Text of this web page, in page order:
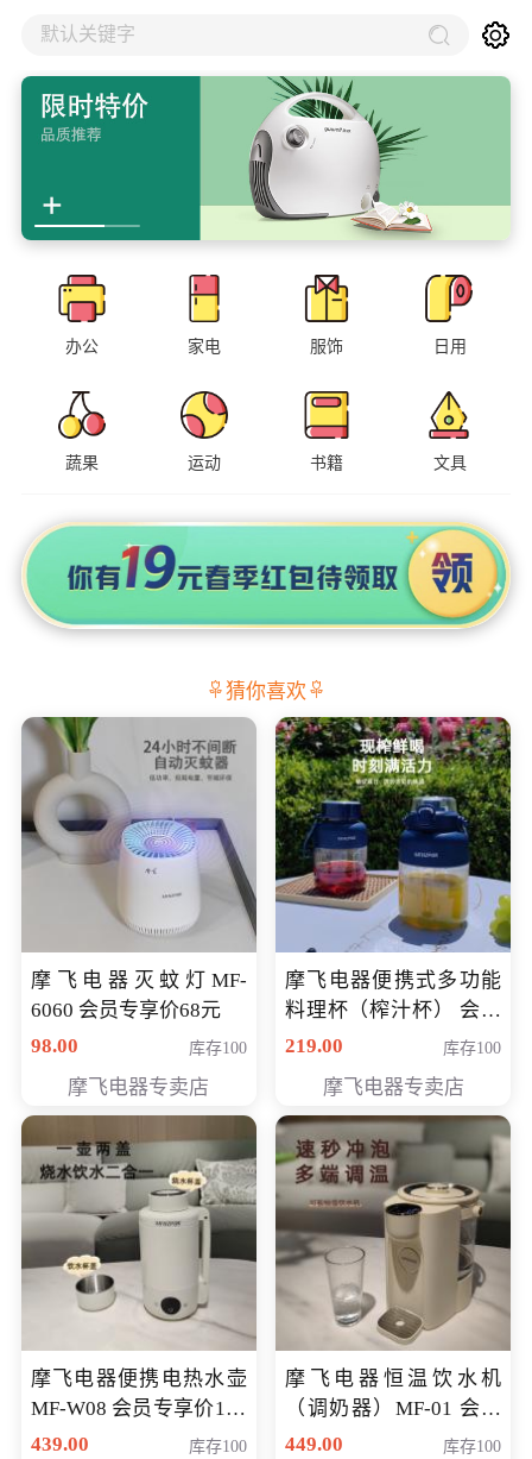
默认关键字
办公 家电 服饰 日用
蔬果 运动 书籍 文具
猜你喜欢
摩飞电器灭蚊灯MF-
6060 会员专享价68元
98.00
库存100
摩飞电器专卖店
摩飞电器便携式多功能
料理杯（榨汁杯） 会员
专享价118元
219.00 库存100
摩飞电器专卖店
摩飞电器便携电热水壶
MF-W08 会员专享价198
元
439.00 库存100
摩飞电器恒温饮水机
（调奶器）MF-01 会员
专享价366元
449.00 库存100